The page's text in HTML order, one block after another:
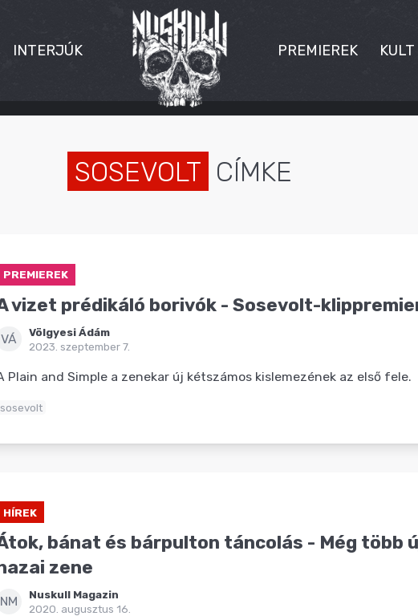
INTERJÚK PREMIEREK KULT
SOSEVOLT CÍMKE
PREMIEREK
vizet prédikáló borivók - Sosevolt-
VÁ
Völgyesi Ádám
2023. szeptember 7.
Plain and Simple a zenekar új kétszámos kislemezének az első fele.
sosevolt
HÍREK
bánat és bárpulton táncolás - Még több
zene
NM
Nuskull Magazin
2020. augusztus 16.